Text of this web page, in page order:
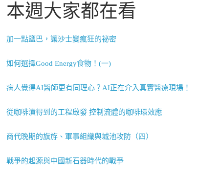
本週大家都在看
加一點鹽巴，讓沙士變瘋狂的祕密
如何選擇Good Energy食物！(一)
病人覺得AI醫師更有同理心？AI正在介入真實醫療現場！
從咖啡漬得到的工程啟發 控制流體的咖啡環效應
商代晚期的旗斿、軍事組織與城池攻防（四）
戰爭的起源與中國新石器時代的戰爭